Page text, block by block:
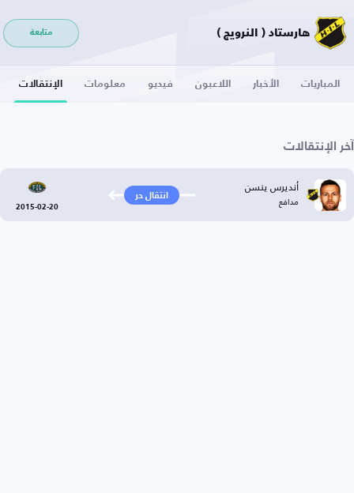
هارستاد ( النرويج ) متابعة
المباريات الأخبار اللاعبون فيديو معلومات الإنتقالات
آخر الإنتقالات
أنديرس ينسن
مدافع انتقال حر
2015-02-20